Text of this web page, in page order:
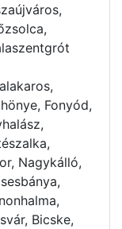
Fonyód,
Nagykálló,
Bicske,